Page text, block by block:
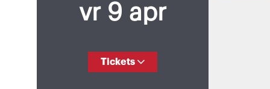
vr 9 apr
Tickets